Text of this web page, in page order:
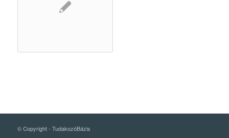
© Copyright - TudakozóBázis